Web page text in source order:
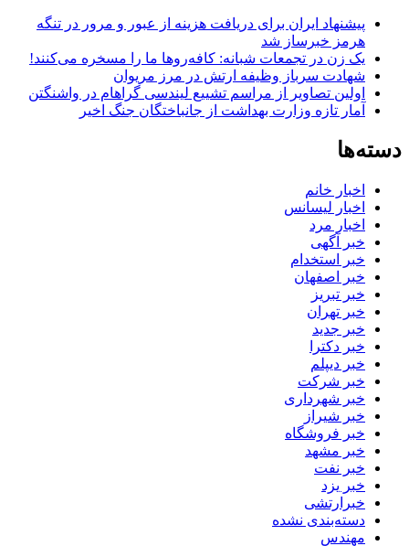
پیشنهاد ایران برای دریافت هزینه از عبور و مرور در تنگه
هرمز خبرساز شد
یک زن در تجمعات شبانه: کافه‌روها ما را مسخره می‌کنند!
شهادت سرباز وظیفه ارتش در مرز مریوان
اولین تصاویر از مراسم تشییع لیندسی گراهام در واشنگتن
آمار تازه وزارت بهداشت از جانباختگان جنگ اخیر
دسته‌ها
اخبار خانم
اخبار لیسانس
اخبار مرد
خبر آگهی
خبر استخدام
خبر اصفهان
خبر تبریز
خبر تهران
خبر جدید
خبر دکترا
خبر دیپلم
خبر شرکت
خبر شهرداری
خبر شیراز
خبر فروشگاه
خبر مشهد
خبر نفت
خبر یزد
خبرارتشی
دسته‌بندی نشده
مهندس